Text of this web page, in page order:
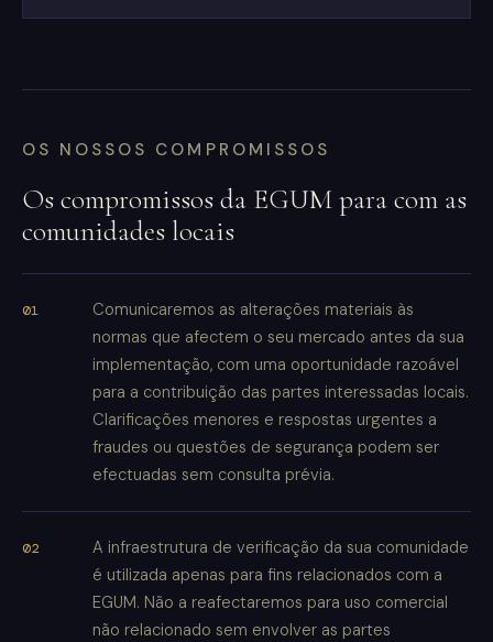
OS NOSSOS COMPROMISSOS
Os compromissos da EGUM para com as
comunidades locais
Comunicaremos as alterações materiais às
normas que afectem o seu mercado antes da sua
implementação, com uma oportunidade razoável
para a contribuição das partes interessadas locais.
Clarificações menores e respostas urgentes a
fraudes ou questões de segurança podem ser
efectuadas sem consulta prévia.
A infraestrutura de verificação da sua comunidade
é utilizada apenas para fins relacionados com a
EGUM. Não a reafectaremos para uso comercial
não relacionado sem envolver as partes